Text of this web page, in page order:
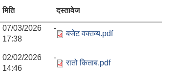
मिति दस्तावेज
07/03/2026 -
17:38
बजेट वक्तव्य.pdf
02/02/2026 -
14:46
रातो किताब.pdf